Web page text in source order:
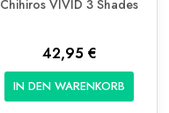
Chihiros VIVID 3 Shades
42,95 €
IN DEN WARENKORB